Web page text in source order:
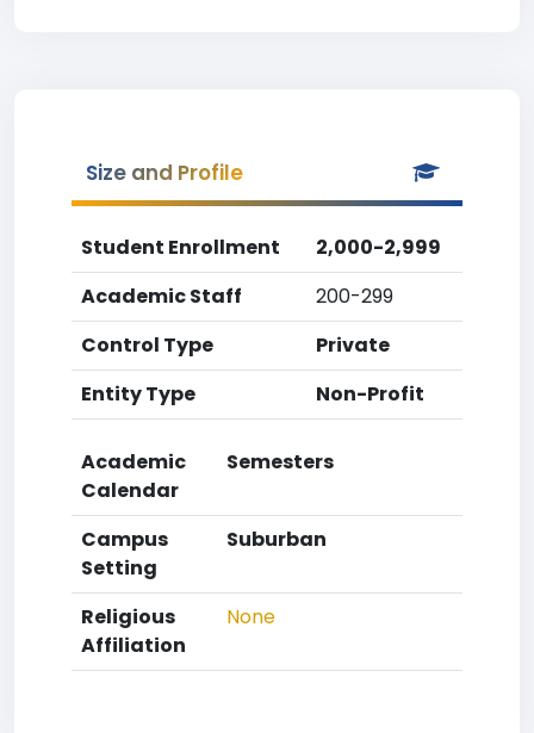
Size and Profile
Student Enrollment
2,000-2,999
Academic Staff
200-299
Control Type
Private
Entity Type
Non-Profit
Academic
Calendar
Semesters
Campus
Setting
Suburban
Religious
Affiliation
None